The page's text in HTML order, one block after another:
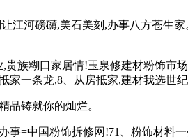
河磅礴,美石美刻,办事八方苍生家
族糊口家居情!玉泉修建材粉饰市
一条龙,8、从房抵家,建材我选世纪
铸就你的灿烂。
=中国粉饰拆修网!71、粉饰材料